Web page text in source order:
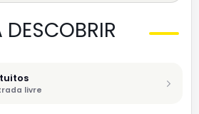
livre